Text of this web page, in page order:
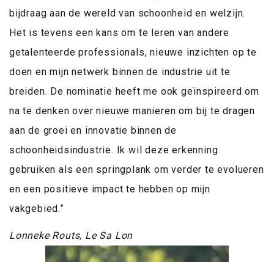
bijdraag aan de wereld van schoonheid en welzijn.
Het is tevens een kans om te leren van andere
getalenteerde professionals, nieuwe inzichten op te
doen en mijn netwerk binnen de industrie uit te
breiden. De nominatie heeft me ook geïnspireerd om
na te denken over nieuwe manieren om bij te dragen
aan de groei en innovatie binnen de
schoonheidsindustrie. Ik wil deze erkenning
gebruiken als een springplank om verder te evolueren
en een positieve impact te hebben op mijn
vakgebied.”
Lonneke Routs, Le Sa Lon